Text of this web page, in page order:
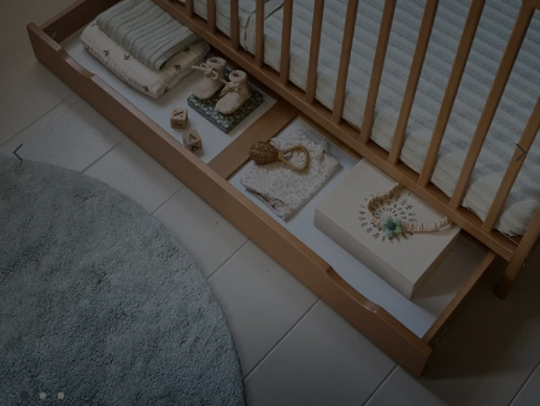
KLIK EN BESTEL
Op voorraad
Snelle levering
Voor 23:00 besteld, dezelfde dag
verzonden
Betaal nu of in 3 delen